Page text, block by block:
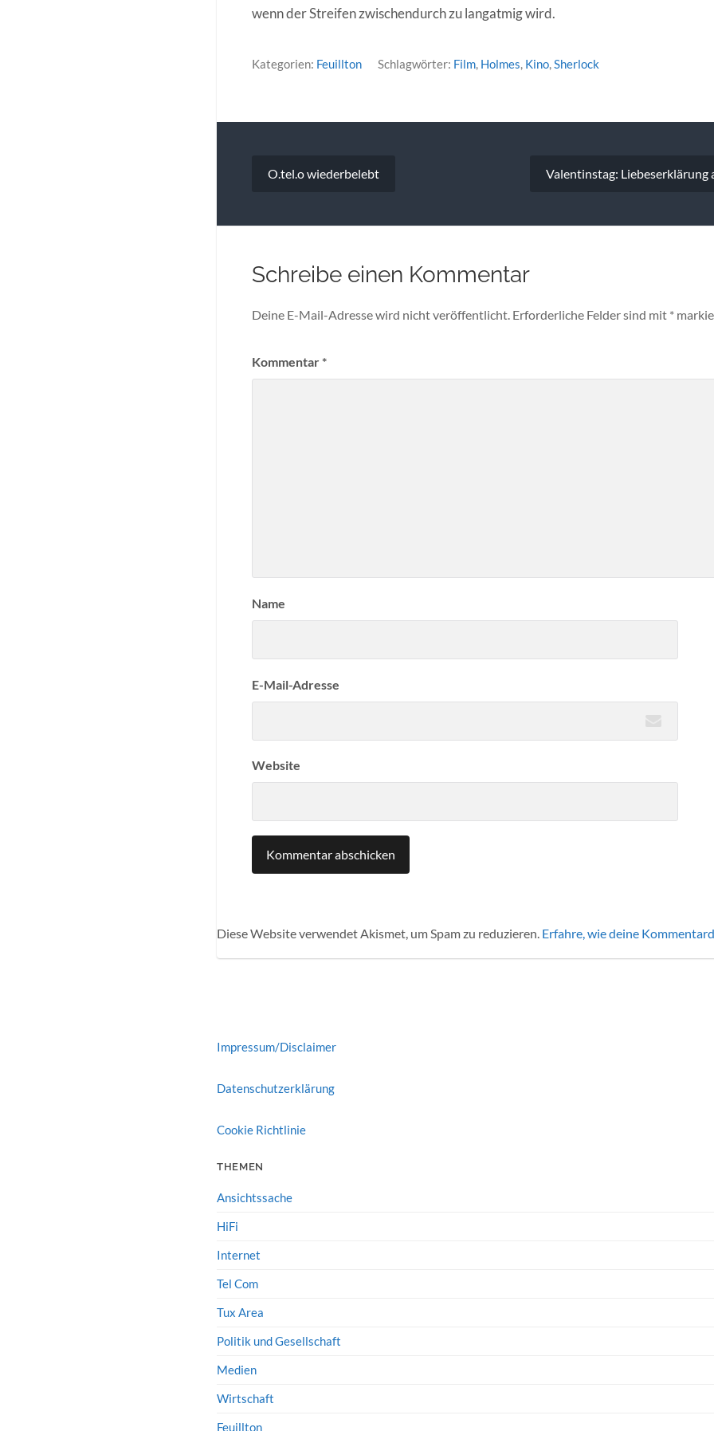
wenn der Streifen zwischendurch zu langatmig wird.
Kategorien: Feuillton Schlagwörter: Film, Holmes, Kino,Sherlock
O.tel.o wiederbelebt Valentinstag: Liebeserklärung
Schreibe einen Kommentar
Deine E-Mail-Adresse wird nicht veröffentlicht. Erforderliche Felder sind mit *
Kommentar*
Name
E-Mail-Adresse
Website
Diese Website verwendet Akismet, um Spam zu reduzieren. Erfahre, wie deine
Impressum/Disclaimer
Datenschutzerklärung
Cookie Richtlinie
THEMEN
Ansichtssache
HiFi
Internet
Tel Com
Tux Area
Politik und Gesellschaft
Medien
Wirtschaft
Feuillton